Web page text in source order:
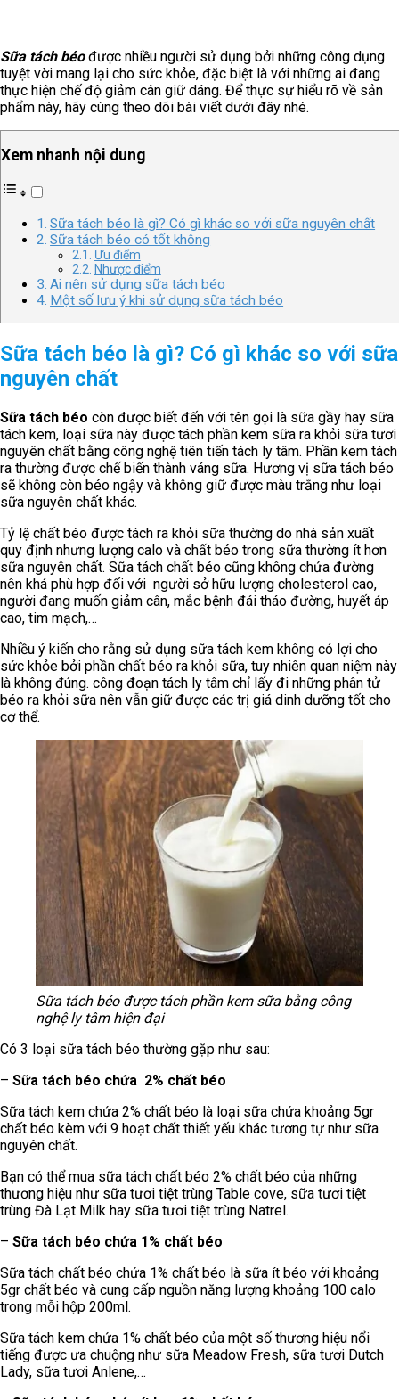
Sữa tách béođược nhiều người sử dụng bởi những công dụng
tuyệt vời mang lại cho sức khỏe, đặc biệt là với những ai đang
thực hiện chế độ giảm cân giữ dáng. Để thực sự hiểu rõ về sản
phẩm này, hãy cùng theo dõi bài viết dưới đây nhé.
Xem nhanh nội dung
Sữa tách béo là gì? Có gì khác so với sữa nguyên chất
Sữa tách béo có tốt không
Ưu điểm
Nhược điểm
Ai nên sử dụng sữa tách béo
Một số lưu ý khi sử dụng sữa tách béo
Sữa tách béo là gì? Có gì khác so với sữa
nguyên chất
Sữa tách béo còn được biết đến với tên gọi là sữa gầy hay sữa
tách kem, loại sữa này được tách phần kem sữa ra khỏi sữa tươi
nguyên chất bằng công nghệ tiên tiến tách ly tâm. Phần kem tách
ra thường được chế biến thành váng sữa. Hương vị sữa tách béo
sẽ không còn béo ngậy và không giữ được màu trắng như loại
sữa nguyên chất khác.
Tỷ lệ chất béo được tách ra khỏi sữa thường do nhà sản xuất
quy định nhưng lượng calo và chất béo trong sữa thường ít hơn
sữa nguyên chất. Sữa tách chất béo cũng không chứa đường
nên khá phù hợp đối với người sở hữu lượng cholesterol cao,
người đang muốn giảm cân, mắc bệnh đái tháo đường, huyết áp
cao, tim mạch,…
Nhiều ý kiến cho rằng sử dụng sữa tách kem không có lợi cho
sức khỏe bởi phần chất béo ra khỏi sữa, tuy nhiên quan niệm này
là không đúng. công đoạn tách ly tâm chỉ lấy đi những phân tử
béo ra khỏi sữa nên vẫn giữ được các trị giá dinh dưỡng tốt cho
cơ thể.
Sữa tách béo được tách phần kem sữa bằng công
nghệ ly tâm hiện đại
Có 3 loại sữa tách béo thường gặp như sau:
– Sữa tách béo chứa 2% chất béo
Sữa tách kem chứa 2% chất béo là loại sữa chứa khoảng 5gr
chất béo kèm với 9 hoạt chất thiết yếu khác tương tự như sữa
nguyên chất.
Bạn có thể mua sữa tách chất béo 2% chất béo của những
thương hiệu như sữa tươi tiệt trùng Table cove, sữa tươi tiệt
trùng Đà Lạt Milk hay sữa tươi tiệt trùng Natrel.
– Sữa tách béo chứa 1% chất béo
Sữa tách chất béo chứa 1% chất béo là sữa ít béo với khoảng
5gr chất béo và cung cấp nguồn năng lượng khoảng 100 calo
trong mỗi hộp 200ml.
Sữa tách kem chứa 1% chất béo của một số thương hiệu nổi
tiếng được ưa chuộng như sữa Meadow Fresh, sữa tươi Dutch
Lady, sữa tươi Anlene,…